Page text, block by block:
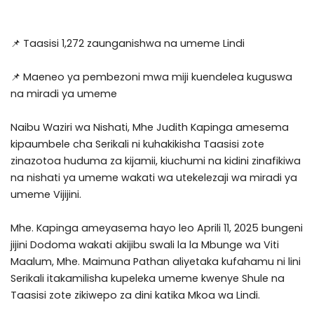
📌 Taasisi 1,272 zaunganishwa na umeme Lindi
📌 Maeneo ya pembezoni mwa miji kuendelea kuguswa
na miradi ya umeme
Naibu Waziri wa Nishati, Mhe Judith Kapinga amesema
kipaumbele cha Serikali ni kuhakikisha Taasisi zote
zinazotoa huduma za kijamii, kiuchumi na kidini zinafikiwa
na nishati ya umeme wakati wa utekelezaji wa miradi ya
umeme Vijijini.
Mhe. Kapinga ameyasema hayo leo Aprili 11, 2025 bungeni
jijini Dodoma wakati akijibu swali la la Mbunge wa Viti
Maalum, Mhe. Maimuna Pathan aliyetaka kufahamu ni lini
Serikali itakamilisha kupeleka umeme kwenye Shule na
Taasisi zote zikiwepo za dini katika Mkoa wa Lindi.